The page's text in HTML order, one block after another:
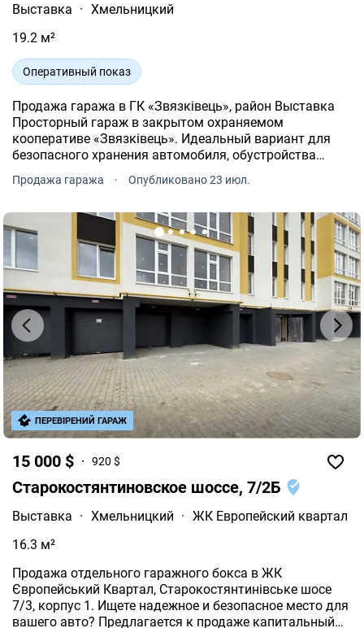
Выставка · Хмельницкий
19.2 м²
Оперативный показ
Продажа гаража в ГК «Звязківець», район Выставка
Просторный гараж в закрытом охраняемом
кооперативе «Звязківець». Идеальный вариант для
безопасного хранения автомобиля, обустройства
Продажа гаража · Опубликовано 23 июл.
15 000 $ 920 $
Старокостянтиновское шоссе, 7/2Б
Выставка · Хмельницкий · ЖК Европейский квартал
16.3 м²
Продажа отдельного гаражного бокса в ЖК
Європейський Квартал, Старокостянтинівське шосе
7/3, корпус 1. Ищете надежное и безопасное место для
вашего авто? Предлагается к продаже капитальный
ПЕРЕВІРЕНИЙ ГАРАЖ